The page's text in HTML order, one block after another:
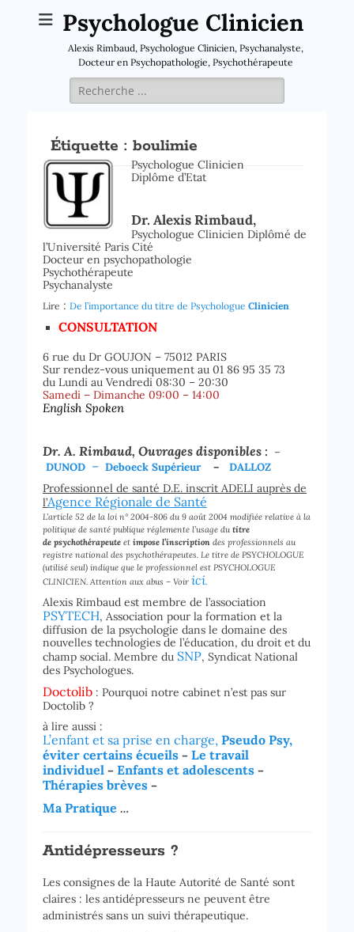
Psychologue Clinicien
Alexis Rimbaud, Psychologue Clinicien, Psychanalyste,
Docteur en Psychopathologie, Psychothérapeute
Rechercher :
Étiquette : boulimie
Psychologue Clinicien
Diplôme d’Etat
Dr. Alexis Rimbaud,
Psychologue Clinicien Diplômé de
l’Université Paris Cité
Docteur en psychopathologie
Psychothérapeute
Psychanalyste
Lire : De l’importance du titre de Psychologue Clinicien
CONSULTATION
6 rue du Dr GOUJON – 75012 PARIS
Sur rendez-vous uniquement au 01 86 95 35 73
du Lundi au Vendredi 08:30 – 20:30
Samedi – Dimanche 09:00 – 14:00
English Spoken
Dr. A. Rimbaud, Ouvrages disponibles : –
DUNOD – Deboeck Supérieur– DALLOZ
Professionnel de santé D.E. inscrit ADELI auprès de
l’Agence Régionale de Santé
L’article 52 de la loi n° 2004-806 du 9 août 2004 modifiée relative à la
politique de santé publique réglemente l’usage du titre
de psychothérapeute et impose l’inscription des professionnels au
registre national des psychothérapeutes. Le titre de PSYCHOLOGUE
(utilisé seul) indique que le professionnel est PSYCHOLOGUE
CLINICIEN. Attention aux abus – Voir ici.
Alexis Rimbaud est membre de l’association
PSYTECH, Association pour la formation et la
diffusion de la psychologie dans le domaine des
nouvelles technologies de l’éducation, du droit et du
champ social. Membre du SNP, Syndicat National
des Psychologues.
Doctolib : Pourquoi notre cabinet n’est pas sur
Doctolib ?
à lire aussi :
L’enfant et sa prise en charge, Pseudo Psy,
éviter certains écueils – Le travail
individuel – Enfants et adolescents –
Thérapies brèves –
Ma Pratique …
Antidépresseurs ?
Les consignes de la Haute Autorité de Santé sont
claires : les antidépresseurs ne peuvent être
administrés sans un suivi thérapeutique.